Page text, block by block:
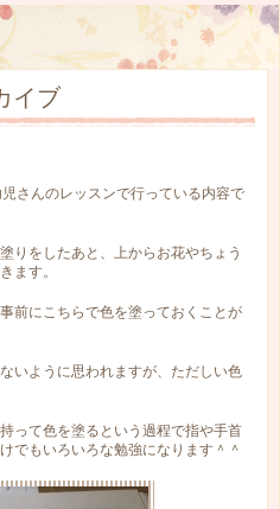
イブ
さんのレッスンで行っている内容で
りをしたあと、上からお花やちょう
ます。
前にこちらで色を塗っておくことが
いように思われますが、ただしい色
って色を塗るという過程で指や手首
でもいろいろな勉強になります＾＾